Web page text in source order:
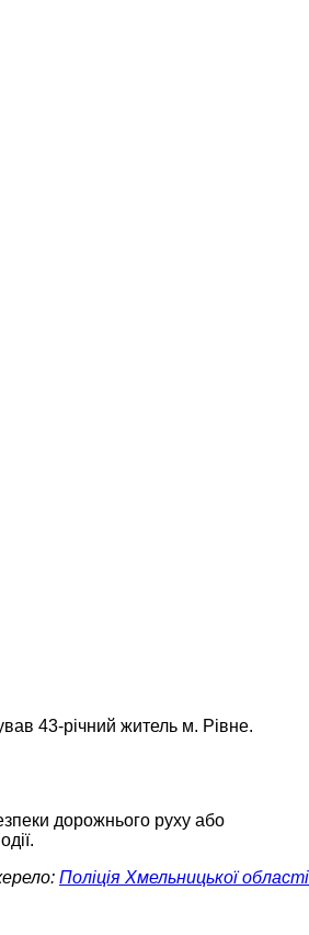
43-річний житель м. Рівне.
дорожнього руху або
Поліція Хмельницької області